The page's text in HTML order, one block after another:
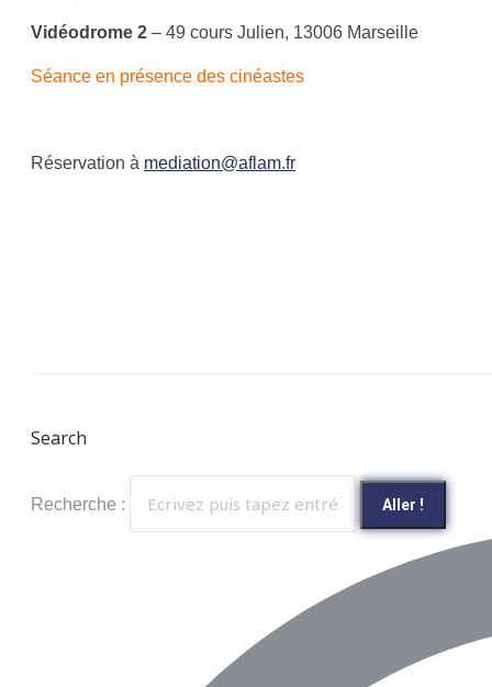
Vidéodrome 2 – 49 cours Julien, 13006 Marseille
Séance en présence des cinéastes
Réservation à mediation@aflam.fr
Search
Recherche :